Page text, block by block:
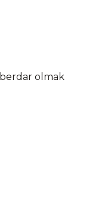
olmak